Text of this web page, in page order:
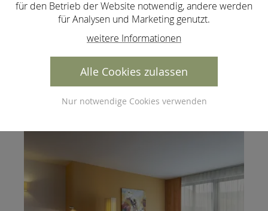
Panoramasuite
Juniorsuite 43 m², Südbalkon 8 m²
für den Betrieb der Website notwendig, andere werden
für Analysen und Marketing genutzt.
weitere Informationen
Alle Cookies zulassen
Nur notwendige Cookies verwenden